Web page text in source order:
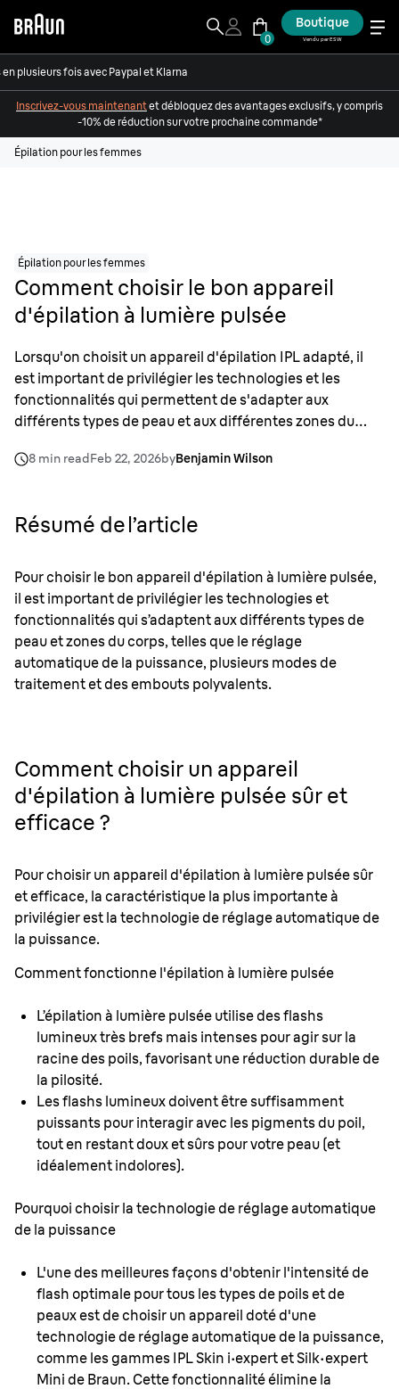
0
Boutique
Vendu par ESW
plusieurs fois avec Paypal et Klarna
Inscrivez-vous maintenantet débloquez des avantages exclusifs, y compris
-10% de réduction sur votre prochaine commande*
Épilation pour les femmes
Épilation pour les femmes
Comment choisir le bon appareil
d'épilation à lumière pulsée
Lorsqu'on choisit un appareil d'épilation IPL adapté, il
est important de privilégier les technologies et les
fonctionnalités qui permettent de s'adapter aux
différents types de peau et aux différentes zones du
les modes de traitement multiples et les accessoires
8 min readFeb 22, 2026byBenjamin Wilson
Résumé de l’article
Pour choisir le bon appareil d'épilation à lumière pulsée,
il est important de privilégier les technologies et
fonctionnalités qui s’adaptent aux différents types de
peau et zones du corps, telles que le réglage
automatique de la puissance, plusieurs modes de
traitement et des embouts polyvalents.
Comment choisir un appareil
d'épilation à lumière pulsée sûr et
efficace ?
Pour choisir un appareil d'épilation à lumière pulsée sûr
et efficace, la caractéristique la plus importante à
privilégier est la technologie de réglage automatique de
la puissance.
Comment fonctionne l'épilation à lumière pulsée
L’épilation à lumière pulsée utilise des flashs
lumineux très brefs mais intenses pour agir sur la
racine des poils, favorisant une réduction durable de
la pilosité.
Les flashs lumineux doivent être suffisamment
puissants pour interagir avec les pigments du poil,
tout en restant doux et sûrs pour votre peau (et
idéalement indolores).
Pourquoi choisir la technologie de réglage automatique
de la puissance
L'une des meilleures façons d'obtenir l'intensité de
flash optimale pour tous les types de poils et de
peaux est de choisir un appareil doté d'une
technologie de réglage automatique de la puissance,
comme les gammes IPL Skin i·expert et Silk·expert
Mini de Braun. Cette fonctionnalité élimine la